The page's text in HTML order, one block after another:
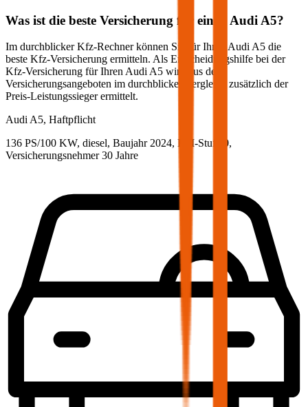
Was ist die beste Versicherung für einen Audi A5?
Im durchblicker Kfz-Rechner können Sie für Ihren Audi A5 die
beste Kfz-Versicherung ermitteln. Als Entscheidungshilfe bei der
Kfz-Versicherung für Ihren Audi A5 wird aus den
Versicherungsangeboten im durchblicker Vergleich zusätzlich der
Preis-Leistungssieger ermittelt.
Audi A5, Haftpflicht
136 PS/100 KW, diesel, Baujahr 2024, BM-Stufe 0,
Versicherungsnehmer 30 Jahre